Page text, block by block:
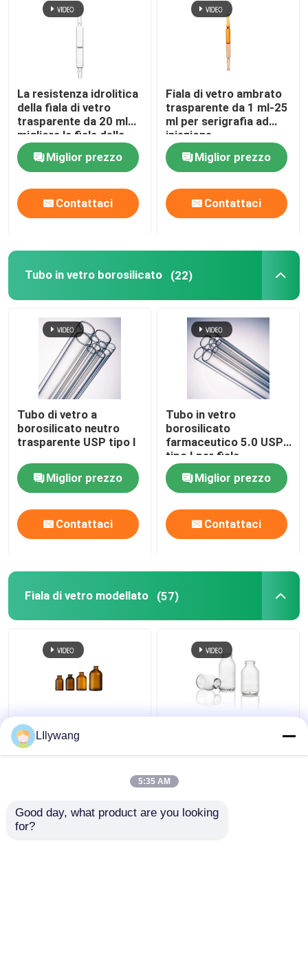
La resistenza idrolitica
della fiala di vetro
trasparente da 20 ml
migliora la fiala della
fiala della stabilità del
farmacoMiglior prezzo
Contattaci
Fiala di vetro ambrato
trasparente da 1 ml-25
ml per serigrafia ad
iniezione
Miglior prezzo
Contattaci
Tubo in vetro borosilicato (22)
Tubo di vetro a
borosilicato neutro
trasparente USP tipo I
Miglior prezzo
Contattaci
Tubo in vetro
borosilicato
farmaceutico 5.0 USP
tipo I per fiala
Miglior prezzo
Contattaci
Fiala di vetro modellato (57)
Flacone di reagente in
vetro ambrato da 10 ml
Fiala in vetro stampato
LIlywang
5:35 AM
Good day, what product are you looking
for?